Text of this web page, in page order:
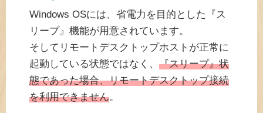
Windows OSには、省電力を目的とした『ス
リープ』機能が用意されています。
そしてリモートデスクトップホストが正常に
起動している状態ではなく、 『スリープ』状
態であった場合、リモートデスクトップ接続
を利用できません。